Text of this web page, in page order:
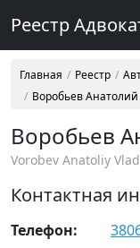
Реестр
Главная Реестр
Воробьев
Воробьев
Vorobev Anatoliy
Контактная
Телефон: